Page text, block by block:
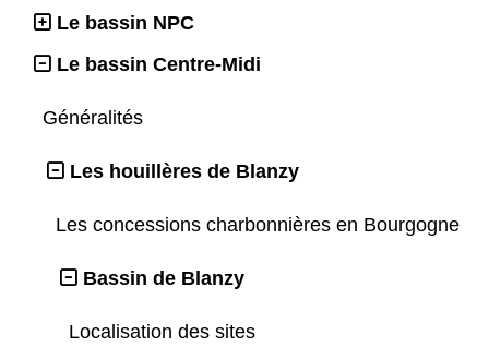
Le bassin NPC
Le bassin Centre-Midi
Généralités
Les houillères de Blanzy
Les concessions charbonnières en Bourgogne
Bassin de Blanzy
Localisation des sites